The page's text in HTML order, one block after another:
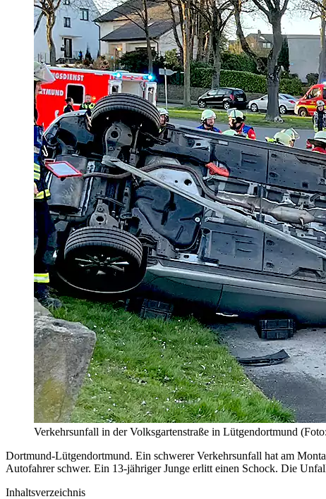
Verkehrsunfall in der Volksgartenstraße in Lütgendortmund
Dortmund-Lütgendortmund. Ein schwerer Verkehrsunfall hat am
Autofahrer schwer. Ein 13-jähriger Junge erlitt einen Schock. Die
Inhaltsverzeichnis